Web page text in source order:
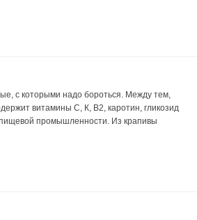
с которыми надо бороться. Между тем,
витамины С, К, В2, каротин, гликозид
промышленности. Из крапивы